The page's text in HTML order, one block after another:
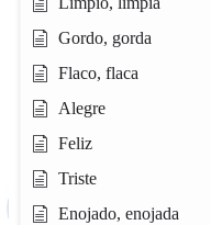
Gordo, gorda
Flaco, flaca
Alegre
Feliz
Triste
Enojado, enojada